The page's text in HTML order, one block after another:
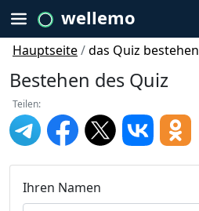
wellemo
Hauptseite/das Quiz bestehen
Bestehen des Quiz
Teilen:
Ihren Namen